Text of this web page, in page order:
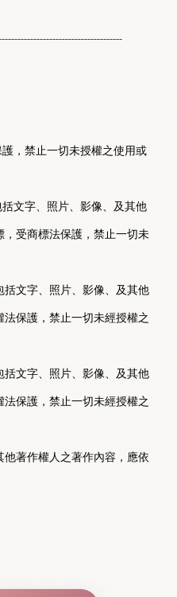
，禁止一切未授權之使用或
文字、照片、影像、及其他
受商標法保護，禁止一切未
括文字、照片、影像、及其他
保護，禁止一切未經授權之
括文字、照片、影像、及其他
保護，禁止一切未經授權之
他著作權人之著作內容，應依